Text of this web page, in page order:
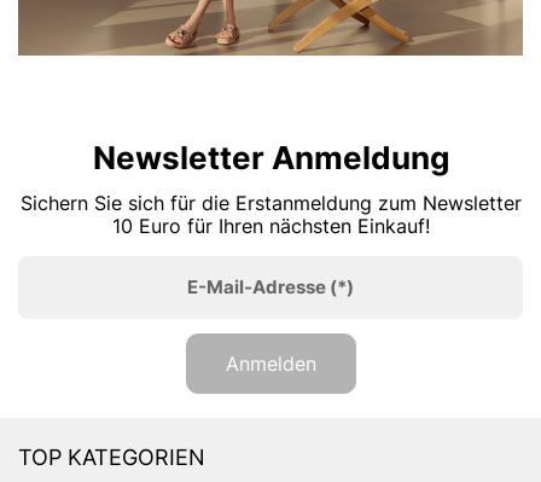
Newsletter Anmeldung
Sichern Sie sich für die Erstanmeldung zum Newsletter
10 Euro für Ihren nächsten Einkauf!
E-Mail-Adresse (*)
Anmelden
TOP KATEGORIEN